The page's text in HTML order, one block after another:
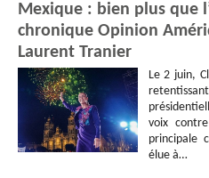
Mexique : bien plus que
chronique Opinion
Laurent Tranier
Le 2 juin,
voix
principale
élue à…